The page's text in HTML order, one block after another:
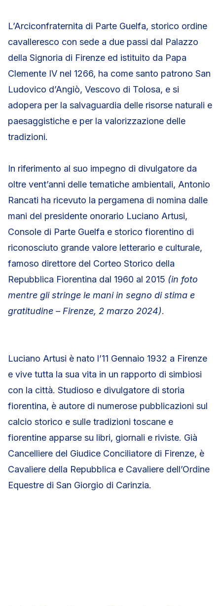
L’Arciconfraternita di Parte Guelfa, storico ordine
cavalleresco con sede a due passi dal Palazzo
della Signoria di Firenze ed istituito da Papa
Clemente IV nel 1266, ha come santo patrono San
Ludovico d’Angiò, Vescovo di Tolosa, e si
adopera per la salvaguardia delle risorse naturali e
paesaggistiche e per la valorizzazione delle
tradizioni.
In riferimento al suo impegno di divulgatore da
oltre vent’anni delle tematiche ambientali, Antonio
Rancati ha ricevuto la pergamena di nomina dalle
mani del presidente onorario Luciano Artusi,
Console di Parte Guelfa e storico fiorentino di
riconosciuto grande valore letterario e culturale,
famoso direttore del Corteo Storico della
Repubblica Fiorentina dal 1960 al 2015 (in foto
mentre gli stringe le mani in segno di stima e
gratitudine – Firenze, 2 marzo 2024).
Luciano Artusi è nato l’11 Gennaio 1932 a Firenze
e vive tutta la sua vita in un rapporto di simbiosi
con la città. Studioso e divulgatore di storia
fiorentina, è autore di numerose pubblicazioni sul
calcio storico e sulle tradizioni toscane e
fiorentine apparse su libri, giornali e riviste. Già
Cancelliere del Giudice Conciliatore di Firenze, è
Cavaliere della Repubblica e Cavaliere dell’Ordine
Equestre di San Giorgio di Carinzia.